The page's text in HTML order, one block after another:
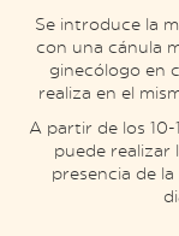
Se introduce la
con una cánula
ginecólogo en
realiza en el
A partir de los
puede realizar
presencia de